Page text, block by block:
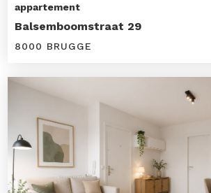
appartement
Balsemboomstraat 29
8000 BRUGGE